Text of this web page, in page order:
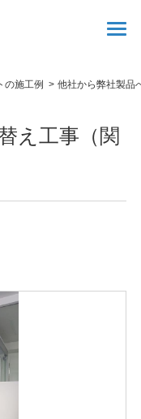
の施工例 他社から弊社製品
え工事（関